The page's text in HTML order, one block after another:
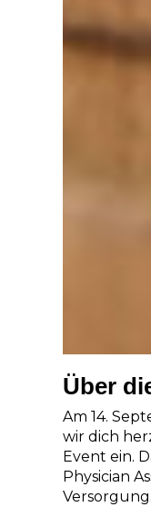
Über
Am 14.
wir dich
Event ein.
Physician